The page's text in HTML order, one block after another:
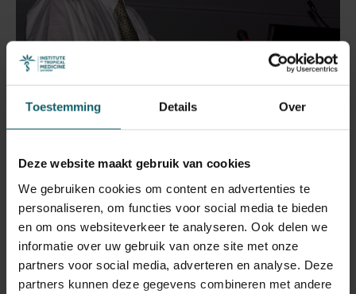
Toestemming Details Over
Deze website maakt gebruik van cookies
We gebruiken cookies om content en advertenties te
personaliseren, om functies voor social media te bieden
en om ons websiteverkeer te analyseren. Ook delen we
informatie over uw gebruik van onze site met onze
partners voor social media, adverteren en analyse. Deze
partners kunnen deze gegevens combineren met andere
1. Zaal Van Deun
Het ITG heeft besloten om een vergaderzaal een nieuwe
naam te geven ter ere van Armands nalatenschap. De
voormaligeRoom Northop onze Campus Rochus wordt